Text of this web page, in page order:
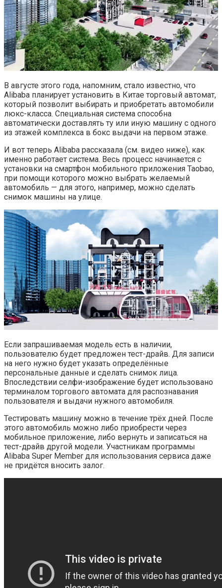
В августе этого года, напомним, стало известно, что
Alibaba планирует установить в Китае торговый автомат,
который позволит выбирать и приобретать автомобили
люкс-класса. Специальная система способна
автоматически доставлять ту или иную машину с одного
из этажей комплекса в бокс выдачи на первом этаже.
И вот теперь Alibaba рассказала (см. видео ниже), как
именно работает система. Весь процесс начинается с
установки на смартфон мобильного приложения Taobao,
при помощи которого можно выбрать желаемый
автомобиль — для этого, например, можно сделать
снимок машины на улице.
Если запрашиваемая модель есть в наличии,
пользователю будет предложен тест-драйв. Для записи
на него нужно будет указать определённые
персональные данные и сделать снимок лица.
Впоследствии селфи-изображение будет использовано
терминалом торгового автомата для распознавания
пользователя и выдачи нужного автомобиля.
Тестировать машину можно в течение трёх дней. После
этого автомобиль можно либо приобрести через
мобильное приложение, либо вернуть и записаться на
тест-драйв другой модели. Участникам программы
Alibaba Super Member для использования сервиса даже
не придётся вносить залог.